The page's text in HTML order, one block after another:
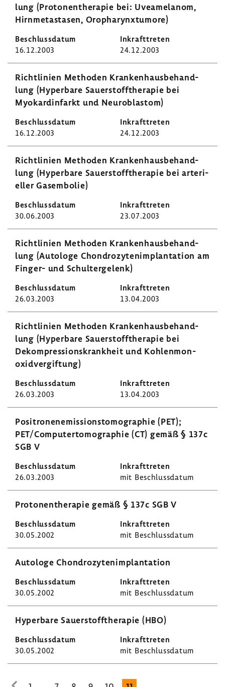
lung (Proto­nen­the­rapie bei: Uvea­me­l­anom,
Hirn­me­ta­stasen, Oropha­rynxt­u­more)
16.12.2003 24.12.2003
Richt­li­nien Methoden Kran­ken­haus­be­hand­
lung (Hyper­bare Sauer­stoff­the­rapie bei
Myokard­in­farkt und Neuro­blastom)
16.12.2003 24.12.2003
Richt­li­nien Methoden Kran­ken­haus­be­hand­
lung (Hyper­bare Sauer­stoff­the­rapie bei arte­ri­
eller Gasem­bolie)
30.06.2003 23.07.2003
Richt­li­nien Methoden Kran­ken­haus­be­hand­
lung (Auto­loge Chon­dro­zy­ten­im­plan­ta­tion am
Finger- und Schul­ter­ge­lenk)
26.03.2003 13.04.2003
Richt­li­nien Methoden Kran­ken­haus­be­hand­
lung (Hyper­bare Sauer­stoff­the­rapie bei
Dekom­pres­si­ons­krank­heit und Kohlen­mon­
oxid­ver­gif­tung)
26.03.2003 13.04.2003
Posi­tro­nen­emis­si­ons­to­mo­gra­phie (PET);
PET/Compu­ter­to­mo­gra­phie (CT) gemäß § 137c
SGB V
26.03.2003 mit Beschluss­datum
Proto­nen­the­rapie gemäß § 137c SGB V
30.05.2002 mit Beschluss­datum
Auto­loge Chon­dro­zy­ten­im­plan­ta­tion
30.05.2002 mit Beschluss­datum
Hyper­bare Sauer­stoff­the­rapie (HBO)
30.05.2002 mit Beschluss­datum